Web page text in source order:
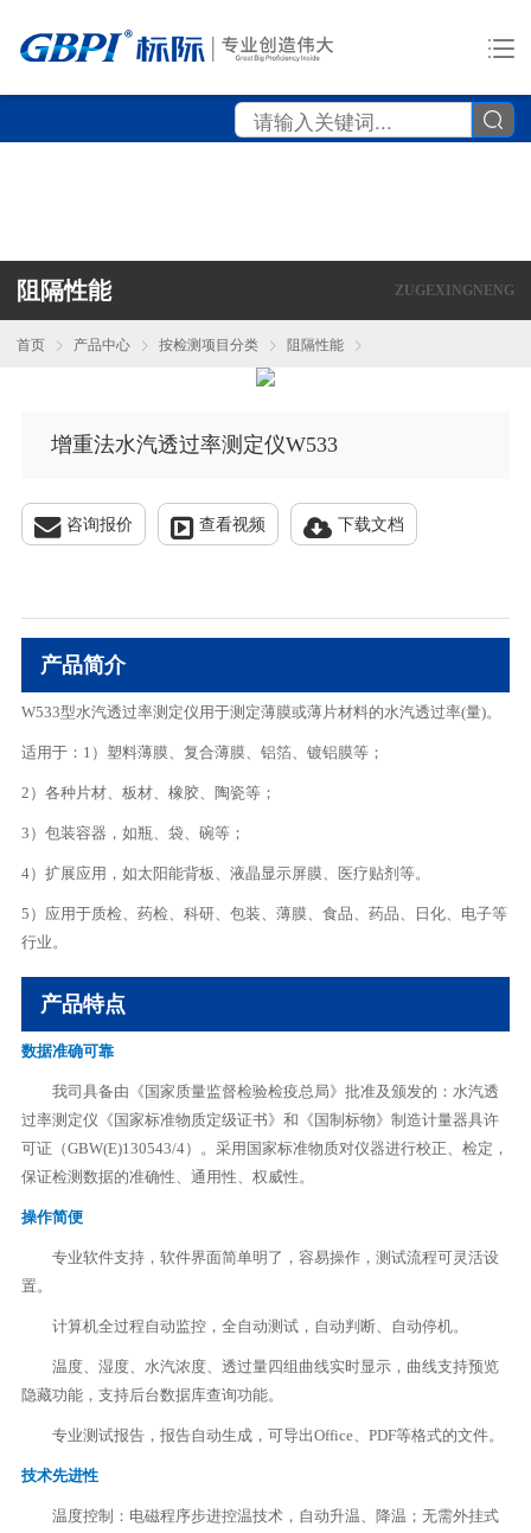
阻隔性能 ZUGEXINGNENG
首页 产品中心 按检测项目分类 阻隔性能
增重法水汽透过率测定仪W533
咨询报价 查看视频 下载文档
产品简介
W533型水汽透过率测定仪用于测定薄膜或薄片材料的水汽透过率(量)。
适用于：1）塑料薄膜、复合薄膜、铝箔、镀铝膜等；
2）各种片材、板材、橡胶、陶瓷等；
3）包装容器，如瓶、袋、碗等；
4）扩展应用，如太阳能背板、液晶显示屏膜、医疗贴剂等。
5）应用于质检、药检、科研、包装、薄膜、食品、药品、日化、电子等
行业。
产品特点
数据准确可靠
我司具备由《国家质量监督检验检疫总局》批准及颁发的：水汽透
过率测定仪《国家标准物质定级证书》和《国制标物》制造计量器具许
可证（GBW(E)130543/4）。采用国家标准物质对仪器进行校正、检定，
保证检测数据的准确性、通用性、权威性。
操作简便
专业软件支持，软件界面简单明了，容易操作，测试流程可灵活设
置。
计算机全过程自动监控，全自动测试，自动判断、自动停机。
温度、湿度、水汽浓度、透过量四组曲线实时显示，曲线支持预览
隐藏功能，支持后台数据库查询功能。
专业测试报告，报告自动生成，可导出Office、PDF等格式的文件。
技术先进性
温度控制：电磁程序步进控温技术，自动升温、降温；无需外挂式